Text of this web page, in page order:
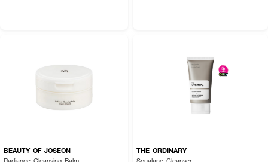
BEAUTY OF JOSEON
Radiance Cleansing Balm
THE ORDINARY
Squalane Cleanser